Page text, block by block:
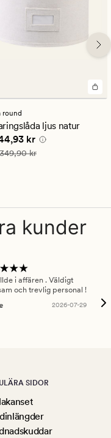
round
ljus natur
pris
kr
pris 349,90 kr
349,90 kr
kunder
i affären . Väldigt
och trevlig personal !
2026-07-29
SIDOR